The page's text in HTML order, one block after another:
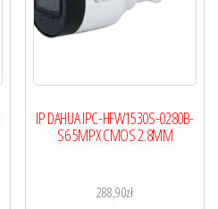
IP DAHUA IPC-HFW1530S-0280B-
S6 5MPX CMOS 2.8MM
288,90zł